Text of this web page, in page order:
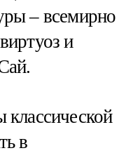
– всемирно
и
в